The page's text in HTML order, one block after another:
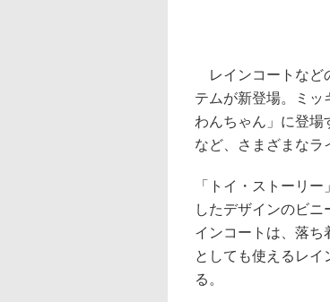
レインコートなど
テムが新登場。ミッ
わんちゃん」に登場
など、さまざまなラ
「トイ・ストーリ
したデザインのビ
インコートは、落ち
としても使えるレイ
る。